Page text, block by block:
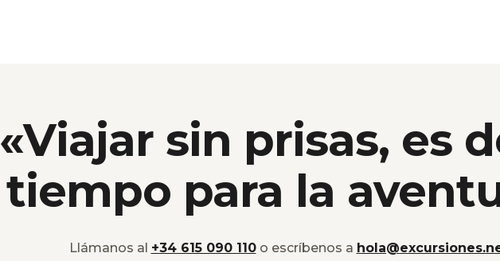
«Viajar sin prisas, es
tiempo para la
Llámanos al +34 615 090 110o escríbenos a